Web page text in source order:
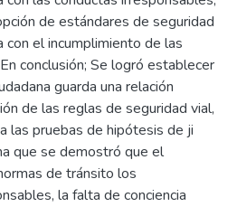
de estándares de seguridad
el incumplimiento de las
conclusión; Se logró establecer
guarda una relación
de las reglas de seguridad vial,
las pruebas de hipótesis de ji
que se demostró que el
de tránsito los
la falta de conciencia